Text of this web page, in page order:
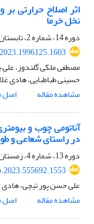
اثر اصلاح حرارتی
نخل خرما
دوره 14، شماره 2، تابستان 1402، صفحه
مصطفی ملکی گلندوز،
حسینی طباطبایی، هادی
مشاهده مقاله
اصل
در راستای شعاعی و
دوره 13، شماره 4، زمستان 1401، صفحه
علی حسن پور تیچی، هادی
مشاهده مقاله
اصل